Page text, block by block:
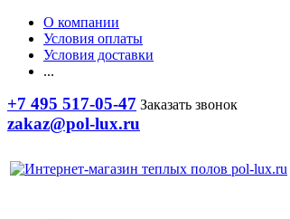
О компании
Условия оплаты
Условия доставки
...
+7 495 517-05-47 Заказать звонок
zakaz@pol-lux.ru